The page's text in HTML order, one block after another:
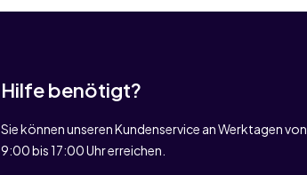
Hilfe benötigt?
Sie können unseren Kundenservice an Werktagen von
9:00 bis 17:00 Uhr erreichen.